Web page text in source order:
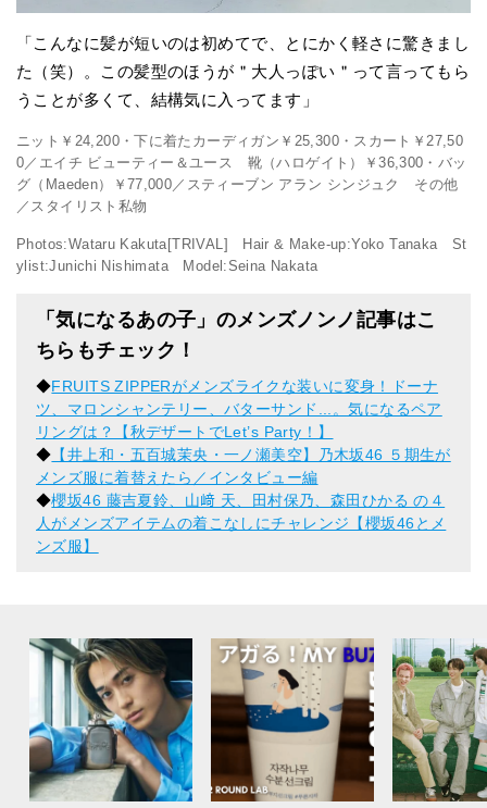
「こんなに髪が短いのは初めてで、とにかく軽さに驚きまし
た（笑）。この髪型のほうが＂大人っぽい＂って言ってもら
うことが多くて、結構気に入ってます」
ニット￥24,200・下に着たカーディガン￥25,300・スカート￥27,50
0／エイチ ビューティー＆ユース 靴（ハロゲイト）￥36,300・バッ
グ（Maeden）￥77,000／スティーブン アラン シンジュク その他
／スタイリスト私物
Photos:Wataru Kakuta[TRIVAL] Hair & Make-up:Yoko Tanaka St
ylist:Junichi Nishimata Model:Seina Nakata
「気になるあの子」のメンズノンノ記事はこ
ちらもチェック！
◆FRUITS ZIPPERがメンズライクな装いに変身！ドーナ
ツ、マロンシャンテリー、バターサンド...。気になるペア
リングは？【秋デザートでLet’s Party！】
◆ 【井上和・五百城茉央・一ノ瀬美空】乃木坂46 ５期生が
メンズ服に着替えたら／インタビュー編
◆櫻坂46 藤吉夏鈴、山﨑 天、田村保乃、森田ひかる の４
人がメンズアイテムの着こなしにチャレンジ【櫻坂46とメ
ンズ服】